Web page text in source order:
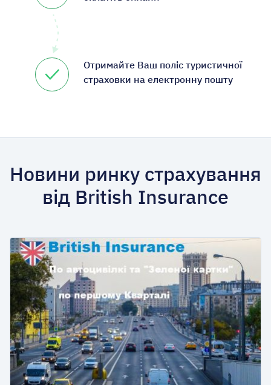
Отримайте Ваш поліс туристичної
страховки на електронну пошту
Новини ринку страхування
від British Insurance